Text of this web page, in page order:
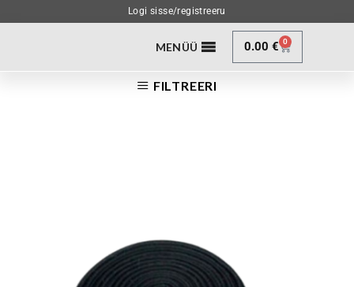
Logi sisse/registreeru
MENÜÜ 0.00€ 0
FILTREERI